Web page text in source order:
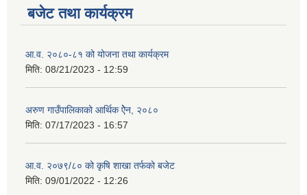
बजेट तथा कार्यक्रम
आ.व. २०८०-८१ को योजना तथा कार्यक्रम
मिति: 08/21/2023 - 12:59
अरुण गाउँपालिकाको आर्थिक ऐेन, २०८०
मिति: 07/17/2023 - 16:57
आ.व. २०७९/८० को कृषि शाखा तर्फको बजेट
मिति: 09/01/2022 - 12:26